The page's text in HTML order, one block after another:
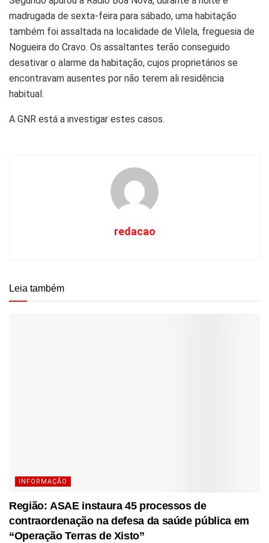
madrugada de sexta-feira para sábado, uma habitação
também foi assaltada na localidade de Vilela, freguesia de
Nogueira do Cravo. Os assaltantes terão conseguido
desativar o alarme da habitação, cujos proprietários se
encontravam ausentes por não terem ali residência
habitual.
A GNR está a investigar estes casos.
redacao
Leia também
INFORMAÇÃO
Região: ASAE instaura 45 processos de
contraordenação na defesa da saúde pública em
“Operação Terras de Xisto”